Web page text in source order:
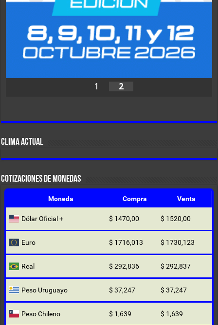
1 2
CLIMA ACTUAL
COTIZACIONES DE MONEDAS
Moneda Compra Venta
Dólar Oficial + $ 1470,00 $ 1520,00
Euro $ 1716,013 $ 1730,123
Real $ 292,836 $ 292,837
Peso Uruguayo $ 37,247 $ 37,247
Peso Chileno $ 1,639 $ 1,639